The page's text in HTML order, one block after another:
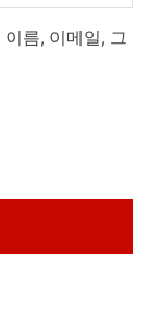
름, 이메일, 그